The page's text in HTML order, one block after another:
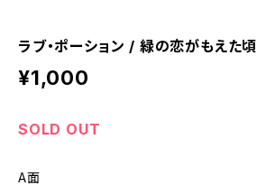
ラブ・ポーション / 緑の恋がもえた頃
¥1,000
SOLD OUT
A面